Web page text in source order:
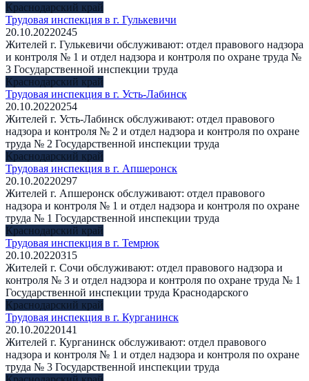
Краснодарский край
Трудовая инспекция в г. Гулькевичи
20.10.20220245
Жителей г. Гулькевичи обслуживают: отдел правового надзора
и контроля № 1 и отдел надзора и контроля по охране труда №
3 Государственной инспекции труда
Краснодарский край
Трудовая инспекция в г. Усть-Лабинск
20.10.20220254
Жителей г. Усть-Лабинск обслуживают: отдел правового
надзора и контроля № 2 и отдел надзора и контроля по охране
труда № 2 Государственной инспекции труда
Краснодарский край
Трудовая инспекция в г. Апшеронск
20.10.20220297
Жителей г. Апшеронск обслуживают: отдел правового
надзора и контроля № 1 и отдел надзора и контроля по охране
труда № 1 Государственной инспекции труда
Краснодарский край
Трудовая инспекция в г. Темрюк
20.10.20220315
Жителей г. Сочи обслуживают: отдел правового надзора и
контроля № 3 и отдел надзора и контроля по охране труда № 1
Государственной инспекции труда Краснодарского
Краснодарский край
Трудовая инспекция в г. Курганинск
20.10.20220141
Жителей г. Курганинск обслуживают: отдел правового
надзора и контроля № 1 и отдел надзора и контроля по охране
труда № 3 Государственной инспекции труда